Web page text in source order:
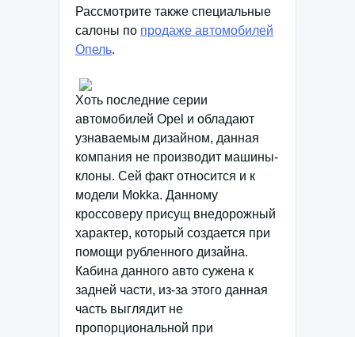
Рассмотрите также специальные
салоны по продаже автомобилей
Опель.
Хоть последние серии
автомобилей Opel и обладают
узнаваемым дизайном, данная
компания не производит машины-
клоны. Сей факт относится и к
модели Mokka. Данному
кроссоверу присущ внедорожный
характер, который создается при
помощи рубленного дизайна.
Кабина данного авто сужена к
задней части, из-за этого данная
часть выглядит не
пропорциональной при